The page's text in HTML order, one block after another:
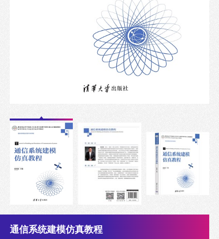
通信系统建模仿真教程